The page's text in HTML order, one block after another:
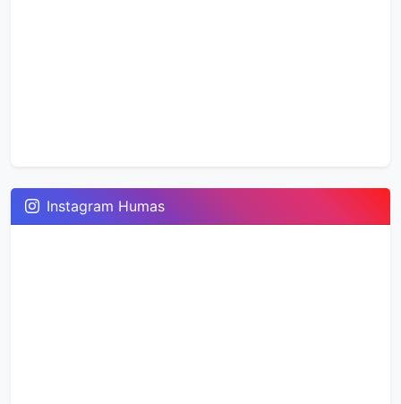
Instagram Humas